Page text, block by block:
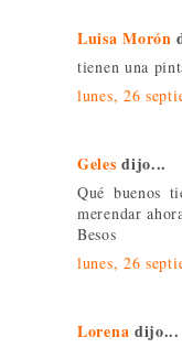
Luisa Morón
tienen una
lunes, 26
Geles dijo...
Qué buenos
merendar
Besos
lunes, 26
Lorena dijo...